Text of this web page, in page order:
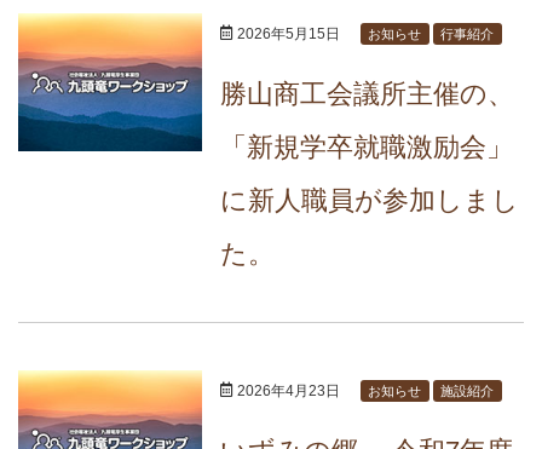
2026年5月15日 お知らせ 行事紹介
勝山商工会議所主催の、
「新規学卒就職激励会」
に新人職員が参加しまし
た。
2026年4月23日 お知らせ 施設紹介